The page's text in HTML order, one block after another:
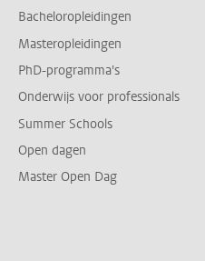
Bacheloropleidingen
Masteropleidingen
PhD-programma's
Onderwijs voor professionals
Summer Schools
Open dagen
Master Open Dag